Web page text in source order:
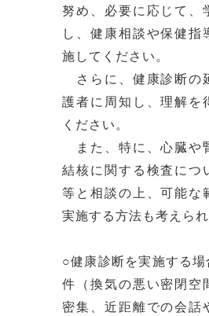
努め、必要に応じて、
し、健康相談や保健指
施してください。
さらに、健康診断の
護者に周知し、理解を
ください。
また、特に、心臓や
結核に関する検査につ
等と相談の上、可能な
実施する方法も考えられ
○健康診断を実施する
件（換気の悪い密閉空
密集、近距離での会話